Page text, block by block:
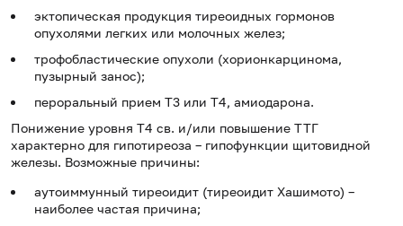
эктопическая продукция тиреоидных гормонов
опухолями легких или молочных желез;
трофобластические опухоли (хорионкарцинома,
пузырный занос);
пероральный прием Т3 или Т4, амиодарона.
Понижение уровня Т4 св. и/или повышение ТТГ
характерно для гипотиреоза – гипофункции щитовидной
железы. Возможные причины:
аутоиммунный тиреоидит (тиреоидит Хашимото) –
наиболее частая причина;